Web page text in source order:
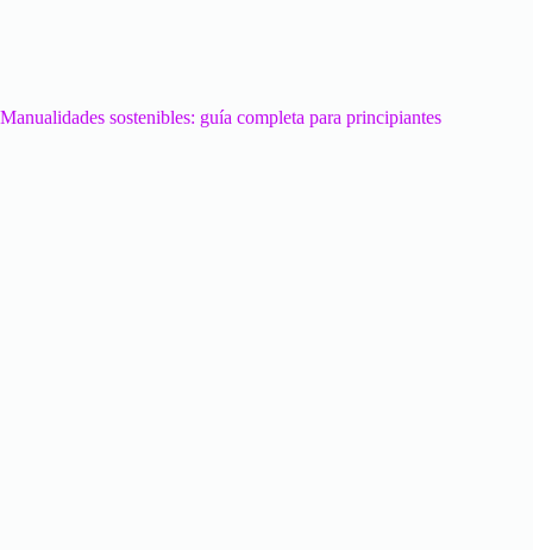
Manualidades sostenibles: guía completa para principiantes